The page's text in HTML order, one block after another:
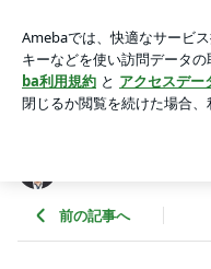
ログ
アプリをダウンロードして
ょう。
前の記事へ